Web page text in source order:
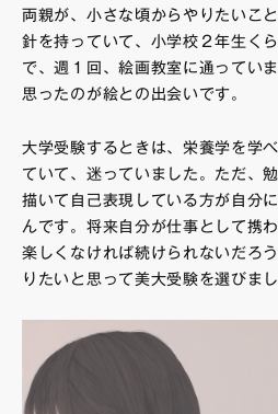
両親が、小さな頃からやりたいこ
針を持っていて、小学校２年生く
で、週１回、絵画教室に通ってい
思ったのが絵との出会いです。
大学受験するときは、栄養学を学
ていて、迷っていました。ただ、
描いて自己表現している方が自分
んです。将来自分が仕事として携
楽しくなければ続けられないだろ
りたいと思って美大受験を選びまし